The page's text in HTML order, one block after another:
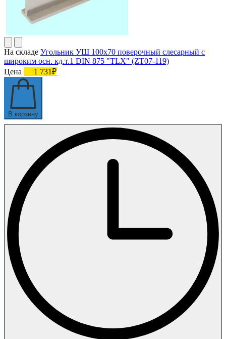
На складе Угольник УШ 100х70 поверочный слесарный с
широким осн. кл.т.1 DIN 875 "TLX" (ZT07-119)
Цена
1 731₽
В корзину